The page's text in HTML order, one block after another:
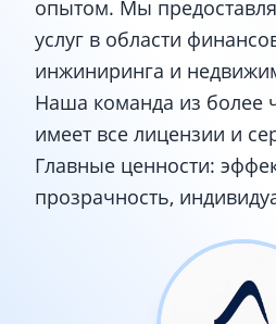
опытом. Мы
услуг в области
инжиниринга и
Наша команда из более
имеет все лицензии и
Главные ценности:
прозрачность,